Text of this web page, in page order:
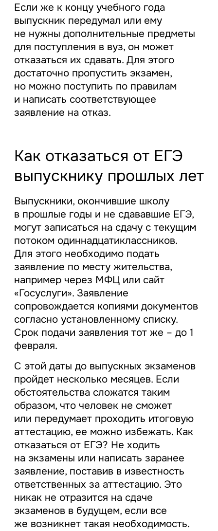
Если же к концу учебного года
выпускник передумал или ему
не нужны дополнительные предметы
для поступления в вуз, он может
отказаться их сдавать. Для этого
достаточно пропустить экзамен,
но можно поступить по правилам
и написать соответствующее
заявление на отказ.
Как отказаться от ЕГЭ
выпускнику прошлых лет
Выпускники, окончившие школу
в прошлые годы и не сдававшие ЕГЭ,
могут записаться на сдачу с текущим
потоком одиннадцатиклассников.
Для этого необходимо подать
заявление по месту жительства,
например через МФЦ или сайт
«Госуслуги». Заявление
сопровождается копиями документов
согласно установленному списку.
Срок подачи заявления тот же – до 1
февраля.
С этой даты до выпускных экзаменов
пройдет несколько месяцев. Если
обстоятельства сложатся таким
образом, что человек не сможет
или передумает проходить итоговую
аттестацию, ее можно избежать. Как
отказаться от ЕГЭ? Не ходить
на экзамены или написать заранее
заявление, поставив в известность
ответственных за аттестацию. Это
никак не отразится на сдаче
экзаменов в будущем, если все
же возникнет такая необходимость.